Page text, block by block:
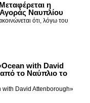
η
Αγοράς Ναυπλίου
ότι, λόγω του
with David
το Ναύπλιο το
with David Attenborough»